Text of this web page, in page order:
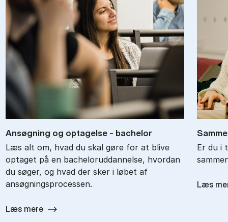
An­søg­ning og op­ta­gel­se - ba­chel­or
Læs alt om, hvad du skal gøre for at blive
optaget på en bacheloruddannelse, hvordan
du søger, og hvad der sker i løbet af
ansøgningsprocessen.
Læs mere
Er du i
Læs